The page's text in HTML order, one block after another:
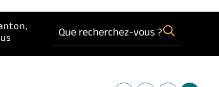
Que recherchez-vous ?